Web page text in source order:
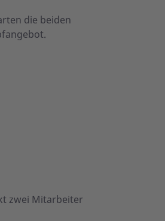
die beiden
zwei Mitarbeiter